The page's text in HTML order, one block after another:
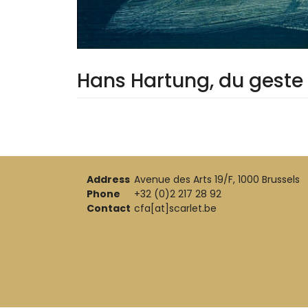
Hans Hartung, du geste
Address Avenue des Arts 19/F, 1000 Brussels
Phone
+32 (0)2 217 28 92
Contact cfa[at]scarlet.be